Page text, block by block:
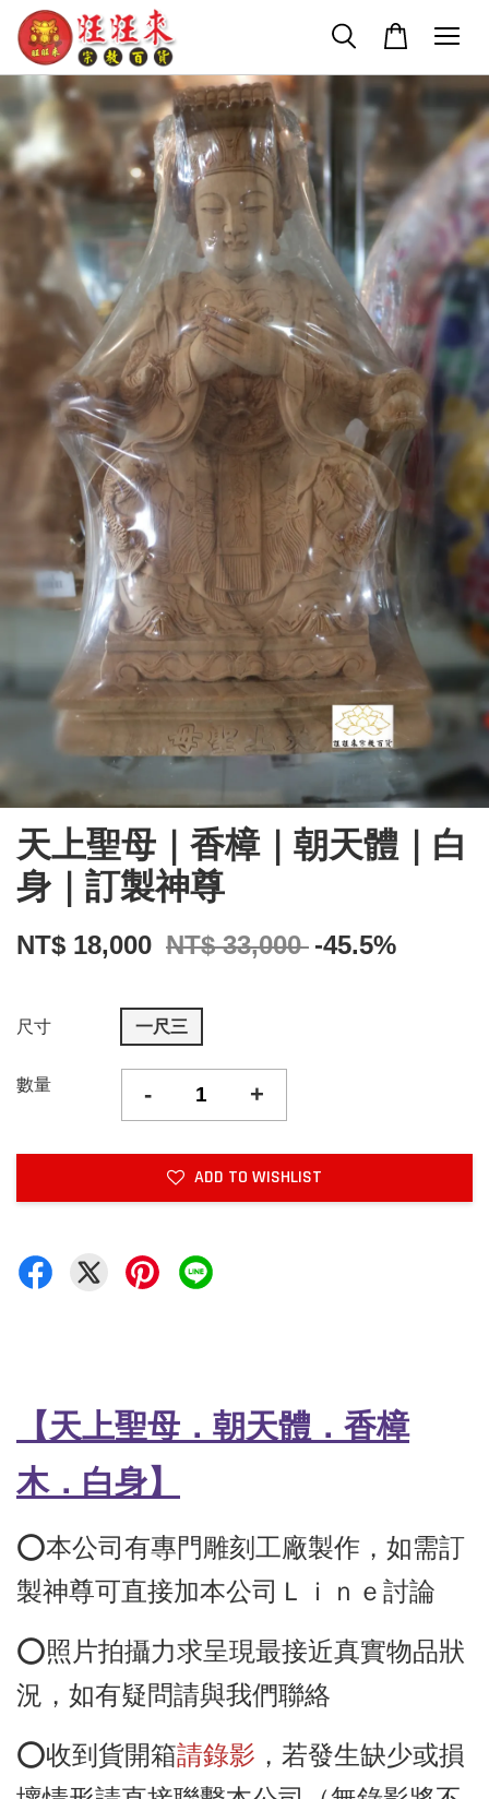
天上聖母｜香樟｜朝天體｜白
身｜訂製神尊
NT$ 18,000 NT$ 33,000 -45.5%
尺寸 一尺三
數量 - +
ADD TO WISHLIST
【天上聖母．朝天體．香樟
木． 白身】
⭕️本公司有專門雕刻工廠製作，如需訂
製神尊可直接加本公司Ｌｉｎｅ討論
⭕️照片拍攝力求呈現最接近真實物品狀
況，如有疑問請與我們聯絡
⭕️收到貨開箱請錄影 ，若發生缺少或損